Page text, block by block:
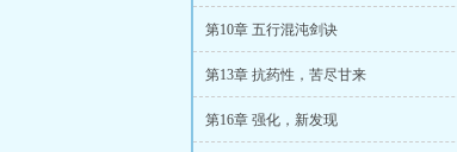
第10章 五行混沌剑诀
第13章 抗药性，苦尽甘来
第16章 强化，新发现